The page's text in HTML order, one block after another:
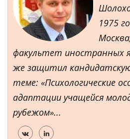
1975
факультет иностранных
же защитил
теме: «Психологические
адаптации учащейся
рубежом»...